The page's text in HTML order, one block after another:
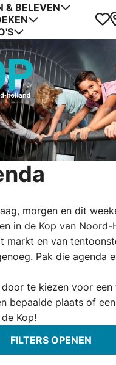
& BELEVEN
morgen en dit
in de Kop van Noord-
markt en van
Pak die agenda
te kiezen voor een
bepaalde plaats of
Kop!
FILTERS OPENEN